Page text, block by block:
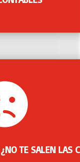
TE SALEN LAS
ayudarte!
las sociedades
atrasadas.